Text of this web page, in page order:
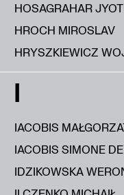
HOSAGRAHAR
HROCH MIROSLAV
HRYSZKIEWICZ
I
IACOBIS
IACOBIS SIMONE DE
IDZIKOWSKA